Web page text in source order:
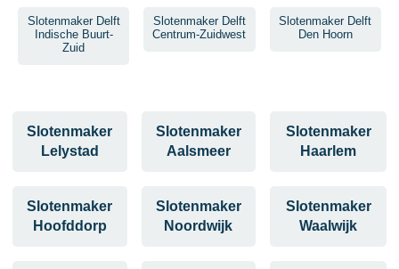
Slotenmaker Delft
Indische Buurt-
Zuid
Slotenmaker Delft
Centrum-Zuidwest
Slotenmaker Delft
Den Hoorn
Slotenmaker
Lelystad
Slotenmaker
Aalsmeer
Slotenmaker
Haarlem
Slotenmaker
Hoofddorp
Slotenmaker
Noordwijk
Slotenmaker
Waalwijk